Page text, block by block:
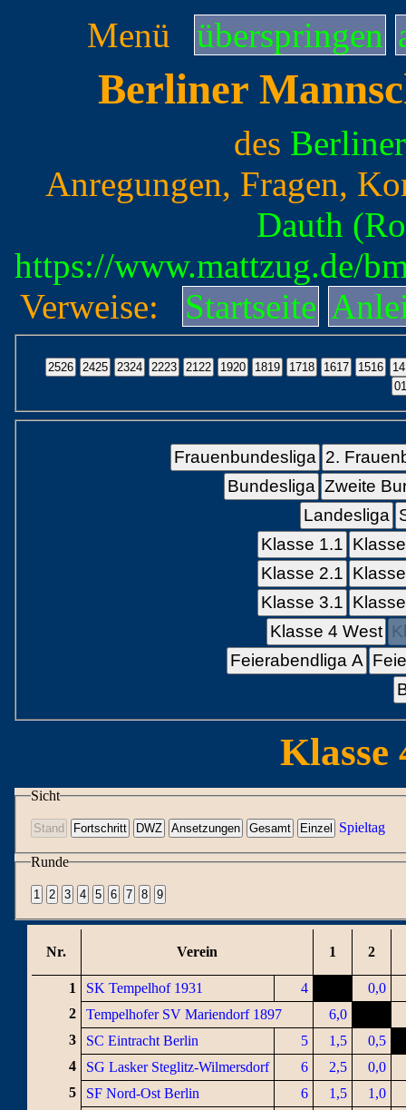
Menü überspringen
Berliner
des
Anregungen, Fragen,
Dauth
https://www.mattzug.de/
Verweise:
Startseite
Frauenbundesliga 2.
Bundesliga Zweite
Landesliga
Klasse 1.1
Klasse 2.1
Klasse 3.1
Klasse 4 West
Feierabendliga A
Klasse
Sicht
Spieltag
Runde
Nr. Verein 1 2
1 SK Tempelhof 1931 4
0,0
2
Tempelhofer SV Mariendorf 1897
6,0
3
SC Eintracht Berlin 5 1,5
0,5
4
SG Lasker Steglitz-Wilmersdorf 6 2,5
0,0
5
SF Nord-Ost Berlin 6 1,5
1,0